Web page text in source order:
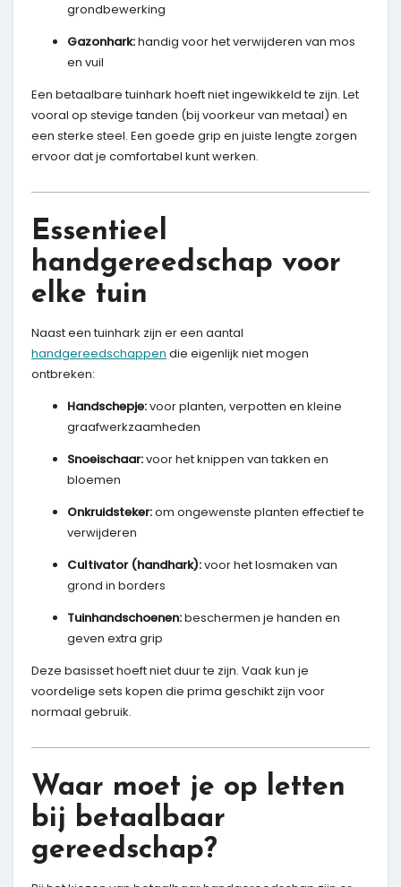
grondbewerking
Gazonhark:handig voor het verwijderen van mos
en vuil
Een betaalbare tuinhark hoeft niet ingewikkeld te zijn. Let
vooral op stevige tanden (bij voorkeur van metaal) en
een sterke steel. Een goede grip en juiste lengte zorgen
ervoor dat je comfortabel kunt werken.
Essentieel
handgereedschap voor
elke tuin
Naast een tuinhark zijn er een aantal
handgereedschappen die eigenlijk niet mogen
ontbreken:
Handschepje:voor planten, verpotten en kleine
graafwerkzaamheden
Snoeischaar:voor het knippen van takken en
bloemen
Onkruidsteker:om ongewenste planten effectief te
verwijderen
Cultivator (handhark):voor het losmaken van
grond in borders
Tuinhandschoenen:beschermen je handen en
geven extra grip
Deze basisset hoeft niet duur te zijn. Vaak kun je
voordelige sets kopen die prima geschikt zijn voor
normaal gebruik.
Waar moet je op letten
bij betaalbaar
gereedschap?